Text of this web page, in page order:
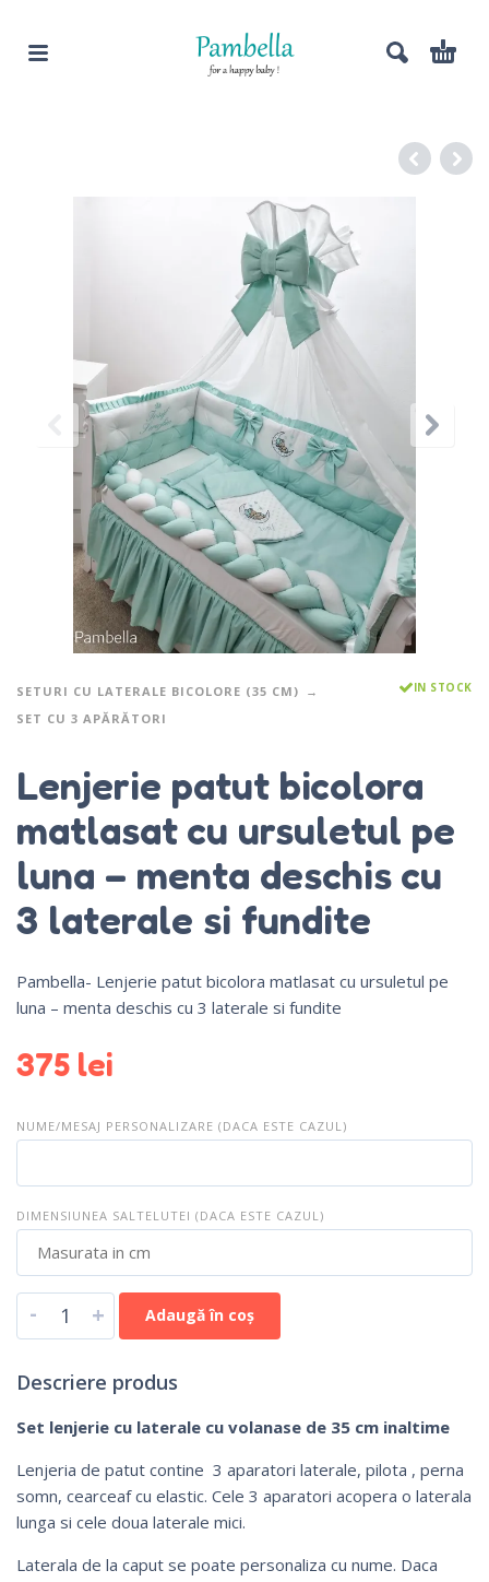
SETURI CU LATERALE BICOLORE (35 CM)
SET CU 3 APĂRĂTORI
IN STOCK
Lenjerie patut bicolora
matlasat cu ursuletul pe
luna – menta deschis cu
3 laterale si fundite
Pambella- Lenjerie patut bicolora matlasat cu ursuletul pe
luna – menta deschis cu 3 laterale si fundite
375 lei
NUME/MESAJ PERSONALIZARE (DACA ESTE CAZUL)
DIMENSIUNEA SALTELUTEI (DACA ESTE CAZUL)
- + Adaugă în coș
Descriere produs
Set lenjerie cu laterale cu volanase de 35 cm inaltime
Lenjeria de patut contine 3 aparatori laterale, pilota , perna
somn, cearceaf cu elastic. Cele 3 aparatori acopera o laterala
lunga si cele doua laterale mici.
Laterala de la caput se poate personaliza cu nume. Daca